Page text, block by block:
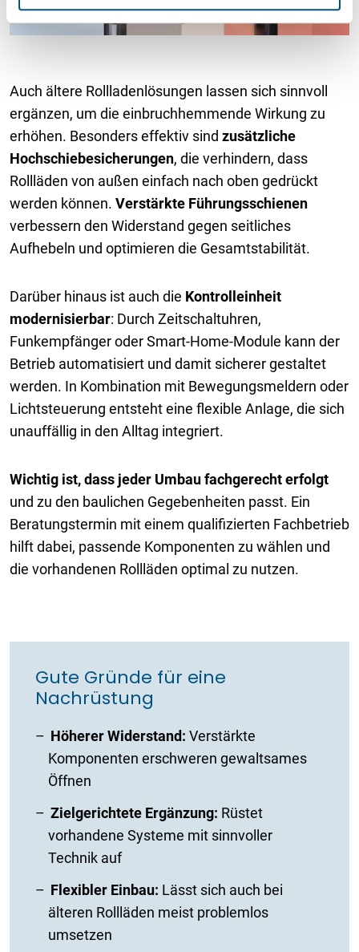
Auch ältere Rollladenlösungen lassen sich sinnvoll
ergänzen, um die einbruchhemmende Wirkung zu
erhöhen. Besonders effektiv sind zusätzliche
Hochschiebesicherungen, die verhindern, dass
Rollläden von außen einfach nach oben gedrückt
werden können. Verstärkte Führungsschienen
verbessern den Widerstand gegen seitliches
Aufhebeln und optimieren die Gesamtstabilität.
Darüber hinaus ist auch die Kontrolleinheit
modernisierbar: Durch Zeitschaltuhren,
Funkempfänger oder Smart-Home-Module kann der
Betrieb automatisiert und damit sicherer gestaltet
werden. In Kombination mit Bewegungsmeldern oder
Lichtsteuerung entsteht eine flexible Anlage, die sich
unauffällig in den Alltag integriert.
Wichtig ist, dass jeder Umbau fachgerecht erfolgt
und zu den baulichen Gegebenheiten passt. Ein
Beratungstermin mit einem qualifizierten Fachbetrieb
hilft dabei, passende Komponenten zu wählen und
die vorhandenen Rollläden optimal zu nutzen.
Gute Gründe für eine
Nachrüstung
Höherer Widerstand: Verstärkte
Komponenten erschweren gewaltsames
Öffnen
Zielgerichtete Ergänzung: Rüstet
vorhandene Systeme mit sinnvoller
Technik auf
Flexibler Einbau: Lässt sich auch bei
älteren Rollläden meist problemlos
umsetzen